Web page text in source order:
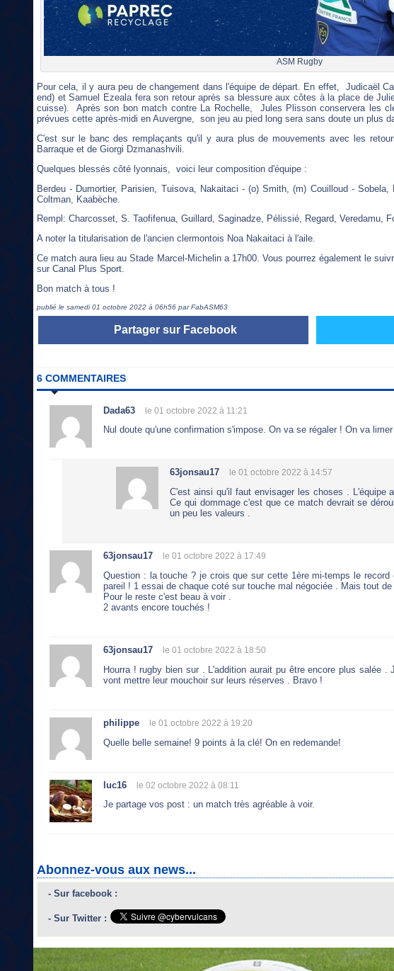
ASM Rugby
Pour cela, il y aura peu de changement dans l'équipe de départ. En effet, Judicaël
end) et Samuel Ezeala fera son retour après sa blessure aux côtes à la place de
cuisse). Après son bon match contre La Rochelle, Jules Plisson conservera les
prévues cette après-midi en Auvergne, son jeu au pied long sera sans doute un plus
C'est sur le banc des remplaçants qu'il y aura plus de mouvements avec les
Barraque et de Giorgi Dzmanashvili.
Quelques blessés côté lyonnais, voici leur composition d'équipe :
Berdeu - Dumortier, Parisien, Tuisova, Nakaitaci - (o) Smith, (m) Couilloud - Sobela,
Coltman, Kaabèche.
Rempl: Charcosset, S. Taofifenua, Guillard, Saginadze, Pélissié, Regard, Veredamu,
A noter la titularisation de l'ancien clermontois Noa Nakaitaci à l'aile.
Ce match aura lieu au Stade Marcel-Michelin a 17h00. Vous pourrez également le
sur Canal Plus Sport.
Bon match à tous !
publié le samedi 01 octobre 2022 à 06h56 par FabASM63
Partager sur Facebook
6 COMMENTAIRES
Dada63 le 01 octobre 2022 à 11:21
Nul doute qu'une confirmation s'impose. On va se régaler ! On va
63jonsau17 le 01 octobre 2022 à 14:57
C'est ainsi qu'il faut envisager les choses . L'équipe
Ce qui dommage c'est que ce match devrait se
un peu les valeurs .
63jonsau17 le 01 octobre 2022 à 17:49
Question : la touche ? je crois que sur cette 1ère mi-temps le
pareil ! 1 essai de chaque coté sur touche mal négociée . Mais tout de
Pour le reste c'est beau à voir .
2 avants encore touchés !
63jonsau17 le 01 octobre 2022 à 18:50
Hourra ! rugby bien sur . L'addition aurait pu être encore plus salée .
vont mettre leur mouchoir sur leurs réserves . Bravo !
philippe le 01 octobre 2022 à 19:20
Quelle belle semaine! 9 points à la clé! On en redemande!
luc16 le 02 octobre 2022 à 08:11
Je partage vos post : un match très agréable à voir.
Abonnez-vous aux news...
- Sur facebook :
- Sur Twitter :